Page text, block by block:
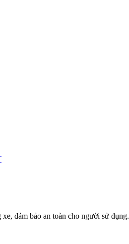
đảm bảo an toàn cho người sử dụng.